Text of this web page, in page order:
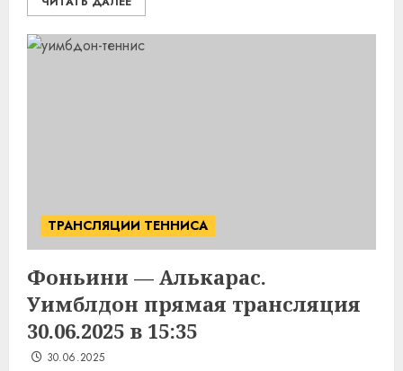
ТРАНСЛЯЦИИ ТЕННИСА
Фоньини — Алькарас.
Уимблдон прямая трансляция
30.06.2025 в 15:35
30.06.2025